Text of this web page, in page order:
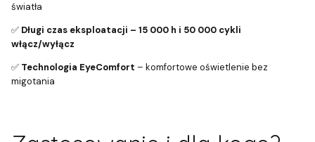
światła
✅ Długi czas eksploatacji – 15 000 h i 50 000 cykli
włącz/wyłącz
✅ Technologia EyeComfort – komfortowe oświetlenie bez
migotania